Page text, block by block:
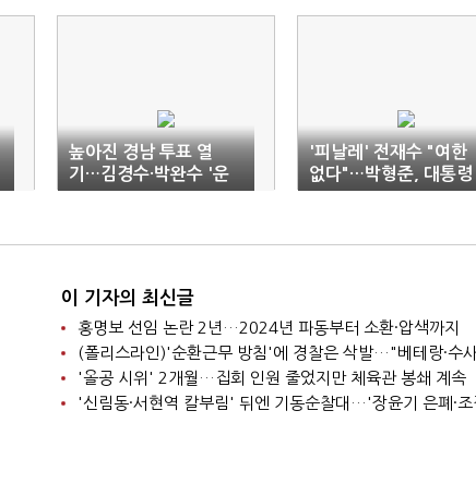
높아진 경남 투표 열
기…김경수·박완수 '운
명의 밤'
'피날레' 전재수 "여한
없다"…박형준, 대통령
때리기
이 기자의 최신글
홍명보 선임 논란 2년…2024년 파동부터 소환·압색까지
'올공 시위' 2개월…집회 인원 줄었지만 체육관 봉쇄 계속